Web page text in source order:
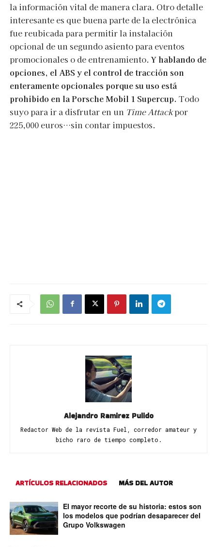
la información vital de manera clara. Otro detalle
interesante es que buena parte de la electrónica
fue reubicada para permitir la instalación
opcional de un segundo asiento para eventos
promocionales o de entrenamiento.Y hablando de
opciones, el ABS y el control de tracción son
enteramente opcionales porque su uso está
prohibido en la Porsche Mobil 1 Supercup. Todo
suyo para ir a disfrutar en un Time Attackpor
225,000 euros…sin contar impuestos.
Alejandro Ramirez Pulido
Redactor Web de la revista Fuel, corredor amateur y
bicho raro de tiempo completo.
ARTÍCULOS RELACIONADOS MÁS DEL AUTOR
El mayor recorte de su historia: estos son
los modelos que podrían desaparecer del
Grupo Volkswagen